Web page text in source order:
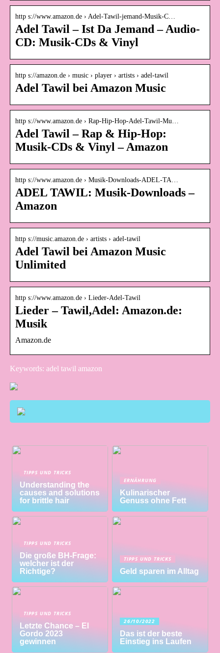
http s://www.amazon.de › Adel-Tawil-jemand-Musik-C…
Adel Tawil – Ist Da Jemand – Audio-
CD: Musik-CDs & Vinyl
http s://amazon.de › music › player › artists › adel-tawil
Adel Tawil bei Amazon Music
http s://www.amazon.de › Rap-Hip-Hop-Adel-Tawil-Mu…
Adel Tawil – Rap & Hip-Hop:
Musik-CDs & Vinyl – Amazon
http s://www.amazon.de › Musik-Downloads-ADEL-TA…
ADEL TAWIL: Musik-Downloads –
Amazon
http s://music.amazon.de › artists › adel-tawil
Adel Tawil bei Amazon Music
Unlimited
http s://www.amazon.de › Lieder-Adel-Tawil
Lieder – Tawil,Adel: Amazon.de:
Musik
Amazon.de
Keywords: adel tawil amazon
TIPPS UND TRICKS
Understanding the
causes and solutions
for brittle hair
ERNÄHRUNG
Kulinarischer
Genuss ohne Fett
TIPPS UND TRICKS
Die große BH-Frage:
welcher ist der
Richtige?
TIPPS UND TRICKS
Geld sparen im Alltag
TIPPS UND TRICKS
Letzte Chance – El
Gordo 2023
gewinnen
26/10/2022
Das ist der beste
Einstieg ins Laufen